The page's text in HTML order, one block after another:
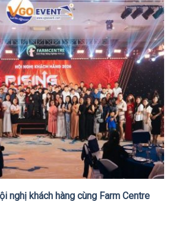
nghị khách hàng cùng Farm Centre